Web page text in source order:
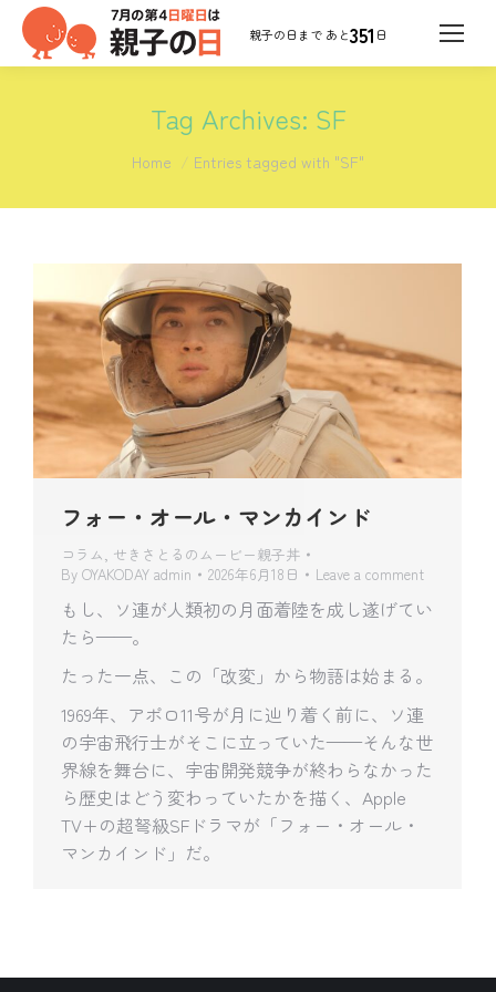
351 日
Tag Archives: SF
You are here:
Home Entries tagged with "SF"
フォー・オール・マンカインド
コラム せきさとるのムービー親子丼
By OYAKODAY admin 2026年6月18日 Leave a comment
もし、ソ連が人類初の月面着陸を成し遂げてい
たら——。
たった一点、この「改変」から物語は始まる。
1969年、アポロ11号が月に辿り着く前に、ソ連
の宇宙飛行士がそこに立っていた——そんな世
界線を舞台に、宇宙開発競争が終わらなかった
ら歴史はどう変わっていたかを描く、Apple
TV+の超弩級SFドラマが「フォー・オール・
マンカインド」だ。